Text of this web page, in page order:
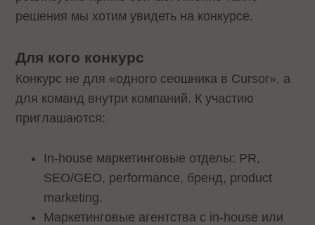
решения мы хотим увидеть на конкурсе.
Для кого конкурс
Конкурс не для «одного сеошника в Cursor», а
для команд внутри компаний. К участию
приглашаются:
In-house маркетинговые отделы: PR,
SEO/GEO, performance, бренд, product
marketing.
Маркетинговые агентства с in-house или